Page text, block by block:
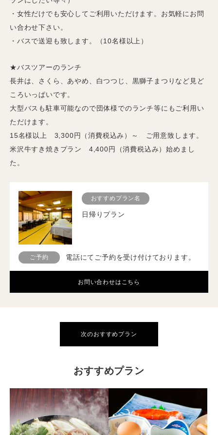
・女性だけでも安心してご利用いただけます。お気軽にお問
い合わせ下さい。
・バスで送迎も致します。（10名様以上）
★バスツアーのランチ
長井は、さくら、あやめ、白つつじ、黒獅子まつりなど見ど
ころいっぱいです。
大型バスも駐車可能なので団体様でのランチ等にもご利用い
ただけます。
15名様以上 3,300円（消費税込み）～ ご用意致します。
米沢牛すき焼きプラン 4,400円（消費税込み）始めまし
た。
おすすめプラン名
日帰りプラン
ご予約 電話にてご予約を受け付けております。
お問い合わせはこちら
次のおすすめプラン
おすすめプラン